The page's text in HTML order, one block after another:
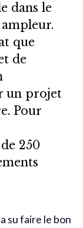
dans le
que
de
un projet
Pour
250
su faire le bon